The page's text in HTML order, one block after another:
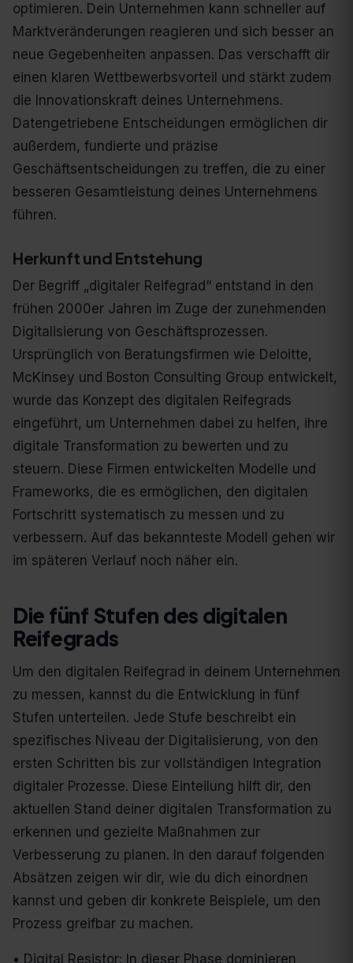
optimieren. Dein Unternehmen kann schneller auf
Marktveränderungen reagieren und sich besser an
neue Gegebenheiten anpassen. Das verschafft dir
einen klaren Wettbewerbsvorteil und stärkt zudem
die Innovationskraft deines Unternehmens.
Datengetriebene Entscheidungen ermöglichen dir
außerdem, fundierte und präzise
Geschäftsentscheidungen zu treffen, die zu einer
besseren Gesamtleistung deines Unternehmens
führen.
Herkunft und Entstehung
Der Begriff „digitaler Reifegrad“ entstand in den
frühen 2000er Jahren im Zuge der zunehmenden
Digitalisierung von Geschäftsprozessen.
Ursprünglich von Beratungsfirmen wie Deloitte,
McKinsey und Boston Consulting Group entwickelt,
wurde das Konzept des digitalen Reifegrads
eingeführt, um Unternehmen dabei zu helfen, ihre
digitale Transformation zu bewerten und zu
steuern. Diese Firmen entwickelten Modelle und
Frameworks, die es ermöglichen, den digitalen
Fortschritt systematisch zu messen und zu
verbessern. Auf das bekannteste Modell gehen wir
im späteren Verlauf noch näher ein.
Die fünf Stufen des digitalen
Reifegrads
Um den digitalen Reifegrad in deinem Unternehmen
zu messen, kannst du die Entwicklung in fünf
Stufen unterteilen. Jede Stufe beschreibt ein
spezifisches Niveau der Digitalisierung, von den
ersten Schritten bis zur vollständigen Integration
digitaler Prozesse. Diese Einteilung hilft dir, den
aktuellen Stand deiner digitalen Transformation zu
erkennen und gezielte Maßnahmen zur
Verbesserung zu planen. In den darauf folgenden
Absätzen zeigen wir dir, wie du dich einordnen
kannst und geben dir konkrete Beispiele, um den
Prozess greifbar zu machen.
• Digital Resistor: In dieser Phase dominieren